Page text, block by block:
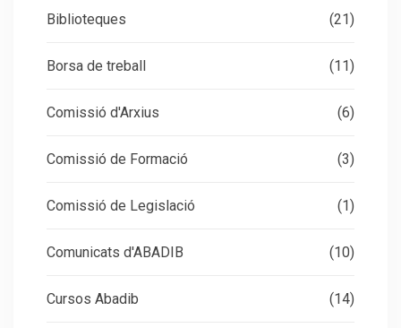
Biblioteques (21)
Borsa de treball (11)
Comissió d'Arxius (6)
Comissió de Formació (3)
Comissió de Legislació (1)
Comunicats d'ABADIB (10)
Cursos Abadib (14)